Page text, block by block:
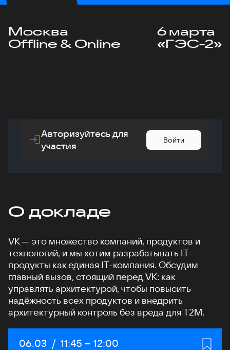
Москва
Offline & Online
6 марта
«ГЭС-2»
Авторизуйтесь для
участия
Войти
О докладе
VK — это множество компаний, продуктов и
технологий, и мы хотим разрабатывать IT-
продукты как единая IT-компания. Обсудим
главный вызов, стоящий перед VK: как
управлять архитектурой, чтобы повысить
надёжность всех продуктов и внедрить
архитектурный контроль без вреда для T2M.
Дата:
06.03 / Начало:
11:45 – Конец:
12:00